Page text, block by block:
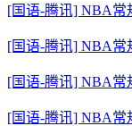
[国语-腾讯] NBA常
[国语-腾讯] NBA常
[国语-腾讯] NBA常
[国语-腾讯] NBA常